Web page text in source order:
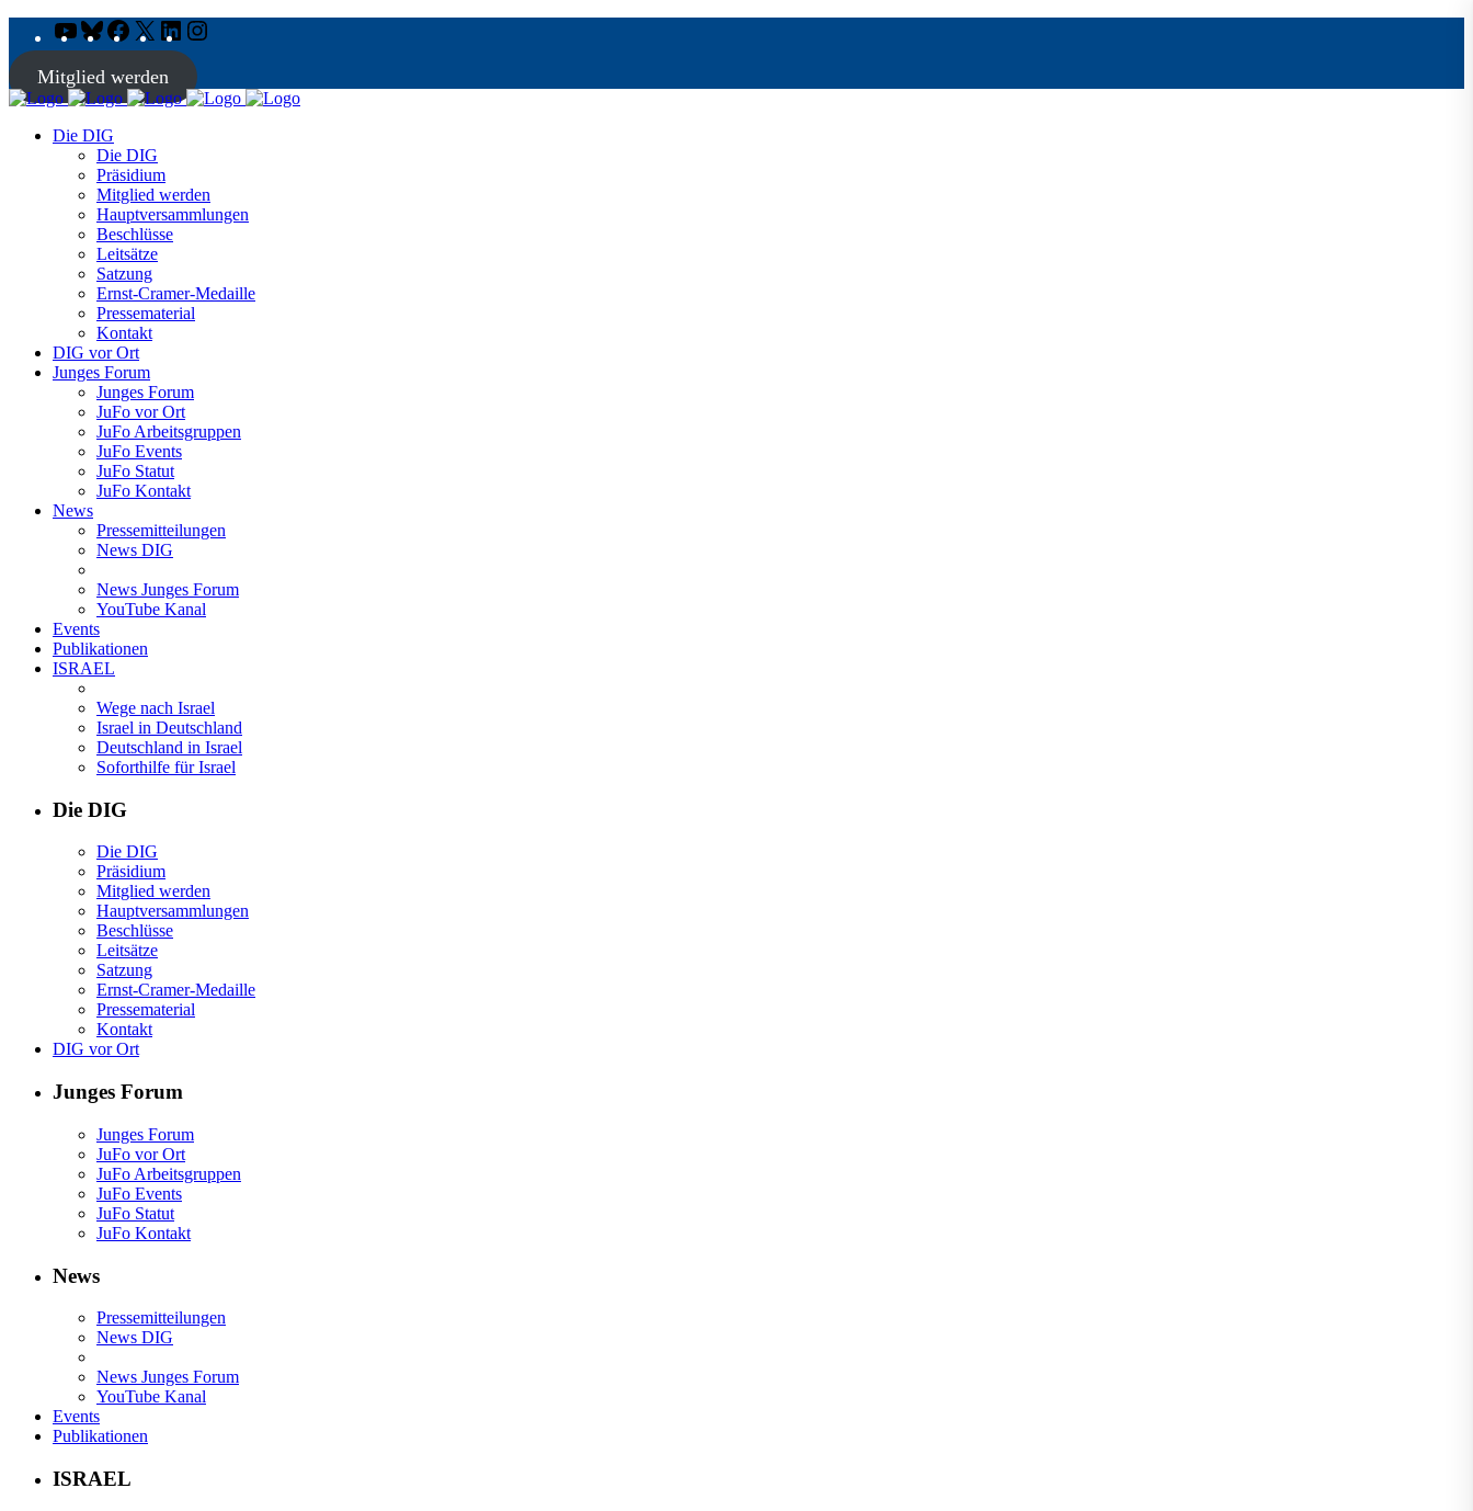
YouTube
BlueskyFacebook
X LinkedIn
Mitglied werden
Die DIG
Die DIG
Präsidium
Mitglied werden
Hauptversammlungen
Beschlüsse
Leitsätze
Satzung
Ernst-Cramer-Medaille
Pressematerial
Kontakt
DIG vor Ort
Junges Forum
Junges Forum
JuFo vor Ort
JuFo Arbeitsgruppen
JuFo Events
JuFo Statut
JuFo Kontakt
News
Pressemitteilungen
News DIG
News Junges Forum
YouTube Kanal
Events
Publikationen
ISRAEL
Wege nach Israel
Israel in Deutschland
Deutschland in Israel
Soforthilfe für Israel
Die DIG
Die DIG
Präsidium
Mitglied werden
Hauptversammlungen
Beschlüsse
Leitsätze
Satzung
Ernst-Cramer-Medaille
Pressematerial
Kontakt
DIG vor Ort
Junges Forum
Junges Forum
JuFo vor Ort
JuFo Arbeitsgruppen
JuFo Events
JuFo Statut
JuFo Kontakt
News
Pressemitteilungen
News DIG
News Junges Forum
YouTube Kanal
Events
Publikationen
ISRAEL